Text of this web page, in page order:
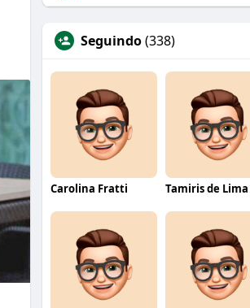
Seguindo(338)
Carolina Fratti Tamiris de Lima